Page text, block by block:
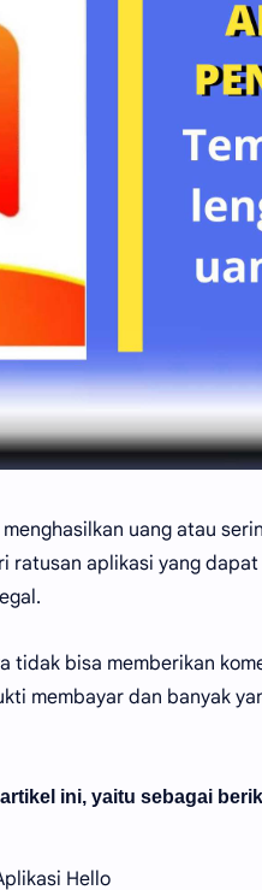
uang atau
ratusan aplikasi yang
tidak bisa memberikan
membayar dan banyak
ini, yaitu sebagai
Hello